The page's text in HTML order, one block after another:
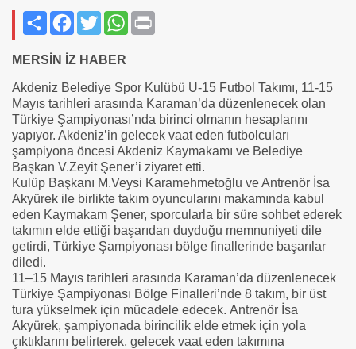
PaylaşFacebook
TwitterWhatsApp
MERSİN İZ HABER
Akdeniz Belediye Spor Kulübü U-15 Futbol Takımı, 11-15
Mayıs tarihleri arasında Karaman’da düzenlenecek olan
Türkiye Şampiyonası’nda birinci olmanın hesaplarını
yapıyor. Akdeniz’in gelecek vaat eden futbolcuları
şampiyona öncesi Akdeniz Kaymakamı ve Belediye
Başkan V.Zeyit Şener’i ziyaret etti.
Kulüp Başkanı M.Veysi Karamehmetoğlu ve Antrenör İsa
Akyürek ile birlikte takım oyuncularını makamında kabul
eden Kaymakam Şener, sporcularla bir süre sohbet ederek
takımın elde ettiği başarıdan duyduğu memnuniyeti dile
getirdi, Türkiye Şampiyonası bölge finallerinde başarılar
diledi.
11–15 Mayıs tarihleri arasında Karaman’da düzenlenecek
Türkiye Şampiyonası Bölge Finalleri’nde 8 takım, bir üst
tura yükselmek için mücadele edecek. Antrenör İsa
Akyürek, şampiyonada birincilik elde etmek için yola
çıktıklarını belirterek, gelecek vaat eden takımına